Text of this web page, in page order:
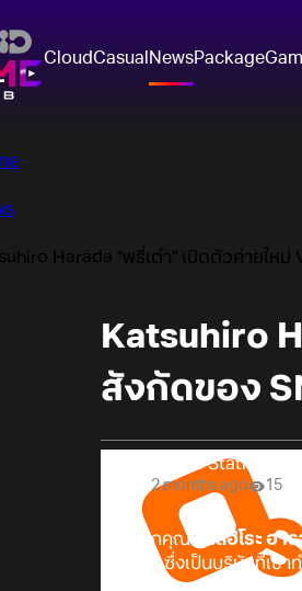
CloudCasual NewsPackage
Harada "พรี่เต๋า" เปิดตัวค่ายให
Katsuhiro
สังกัดของ
Online Station
2 months ago 15
หลังจากคุณ คัตสึฮิโระ ฮา
Namco ซึ่งเป็นบริษัทที่เข